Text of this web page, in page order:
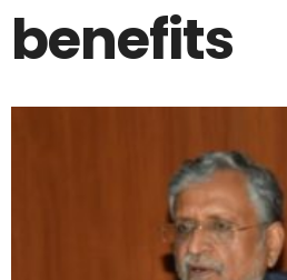
benefits